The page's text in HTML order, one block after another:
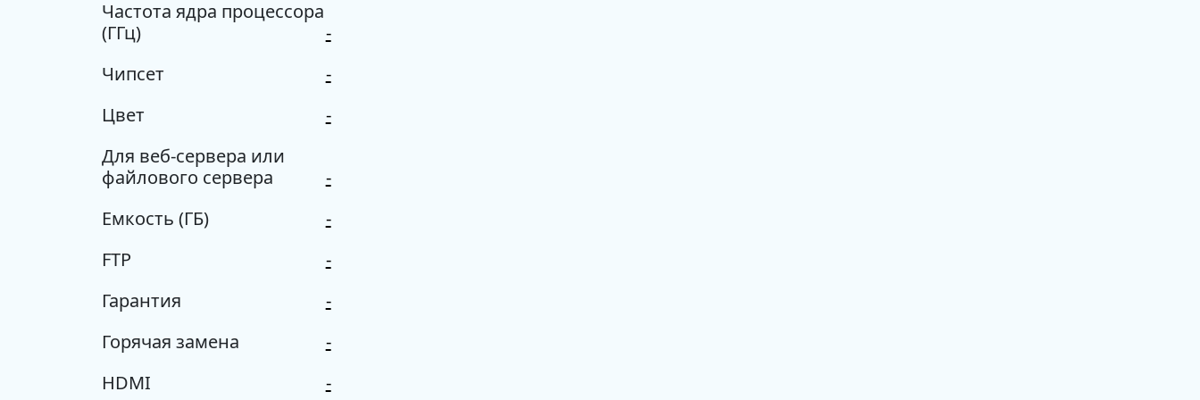
Частота ядра процессора
(ГГц)
-
Чипсет
-
Цвет
-
Для веб-сервера или
файлового сервера
-
Емкость (ГБ)
-
FTP
-
Гарантия
-
Горячая замена
-
HDMI
-